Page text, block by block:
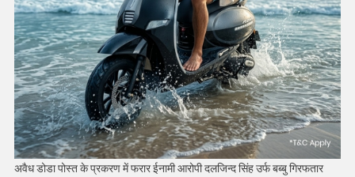
अवैध डोडा पोस्त के प्रकरण में फरार ईनामी आरोपी दलजिन्द सिंह उर्फ बब्बु गिरफतार